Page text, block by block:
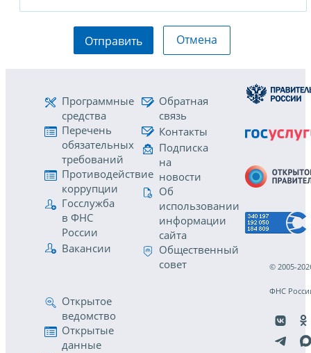
Отправить Отмена
Программные
средства
Перечень
обязательных
требований
Противодействие
коррупции
Госслужба
в ФНС
России
Вакансии
Обратная
связь
Контакты
Подписка
на
новости
Об
использовании
информации
сайта
Общественный
совет
Открытое
ведомство
Открытые
данные
© 2005-
ФНС